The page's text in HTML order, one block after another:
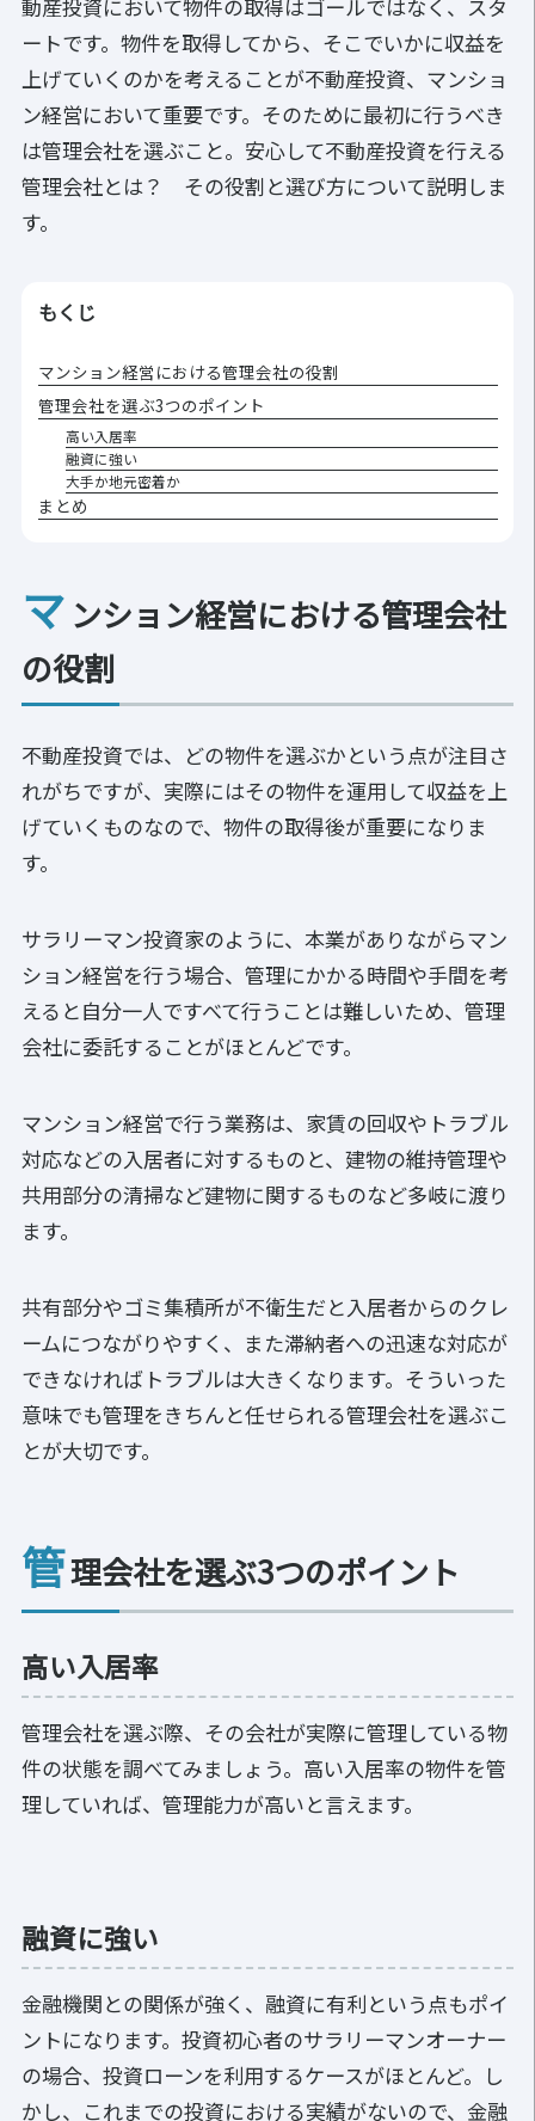
動産投資において物件の取得はゴールではなく、スタ
ートです。物件を取得してから、そこでいかに収益を
上げていくのかを考えることが不動産投資、マンショ
ン経営において重要です。そのために最初に行うべき
は管理会社を選ぶこと。安心して不動産投資を行える
管理会社とは？ その役割と選び方について説明しま
す。
もくじ
マンション経営における管理会社の役割
管理会社を選ぶ3つのポイント
高い入居率
融資に強い
大手か地元密着か
まとめ
マ ンション経営における管理会社
の役割
不動産投資では、どの物件を選ぶかという点が注目さ
れがちですが、実際にはその物件を運用して収益を上
げていくものなので、物件の取得後が重要になりま
す。
サラリーマン投資家のように、本業がありながらマン
ション経営を行う場合、管理にかかる時間や手間を考
えると自分一人ですべて行うことは難しいため、管理
会社に委託することがほとんどです。
マンション経営で行う業務は、家賃の回収やトラブル
対応などの入居者に対するものと、建物の維持管理や
共用部分の清掃など建物に関するものなど多岐に渡り
ます。
共有部分やゴミ集積所が不衛生だと入居者からのクレ
ームにつながりやすく、また滞納者への迅速な対応が
できなければトラブルは大きくなります。そういった
意味でも管理をきちんと任せられる管理会社を選ぶこ
とが大切です。
管理会社を選ぶ3つのポイント
高い入居率
管理会社を選ぶ際、その会社が実際に管理している物
件の状態を調べてみましょう。高い入居率の物件を管
理していれば、管理能力が高いと言えます。
融資に強い
金融機関との関係が強く、融資に有利という点もポイ
ントになります。投資初心者のサラリーマンオーナー
の場合、投資ローンを利用するケースがほとんど。し
かし、これまでの投資における実績がないので、金融